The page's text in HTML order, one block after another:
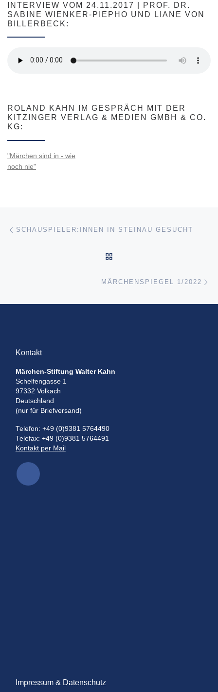
INTERVIEW VOM 24.11.2017 | PROF. DR.
SABINE WIENKER-PIEPHO UND LIANE VON
BILLERBECK:
ROLAND KAHN IM GESPRÄCH MIT DER
KITZINGER VERLAG & MEDIEN GMBH & CO.
KG:
"Märchen sind in - wie
noch nie"
Beitragsnavigation
SCHAUSPIELER:INNEN IN STEINAU GESUCHT
MÄRCHENSPIEGEL 1/2022
Kontakt
Märchen-Stiftung Walter Kahn
Schelfengasse 1
97332 Volkach
Deutschland
(nur für Briefversand)
Telefon: +49 (0)9381 5764490
Telefax: +49 (0)9381 5764491
Kontakt per Mail
Impressum & Datenschutz